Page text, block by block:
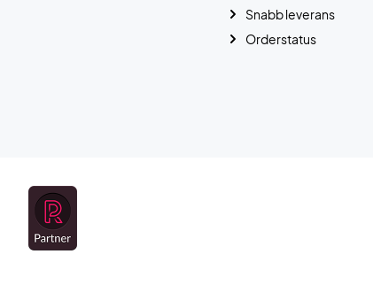
Snabb leverans
Orderstatus